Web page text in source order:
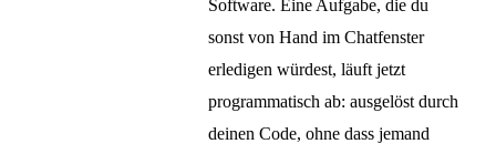
Software. Eine Aufgabe, die du
sonst von Hand im Chatfenster
erledigen würdest, läuft jetzt
programmatisch ab: ausgelöst durch
deinen Code, ohne dass jemand